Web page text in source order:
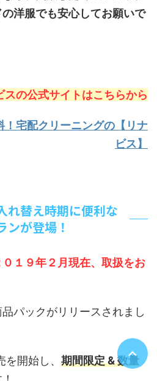
洋服でも安心してお願いで
スの公式サイトはこちらから
！宅配クリーニングの【リナ
ビス】
れ替え時期に便利な
ンが登場！
１９年２月現在、取扱をお
パックがリリースされまし
開始し、 期間限定 & 数量